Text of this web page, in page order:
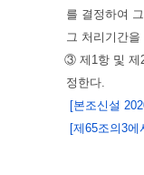
를 결정하여
그 처리기간
③ 제1항 및 제
정한다.
[본조신설
[제65조의3